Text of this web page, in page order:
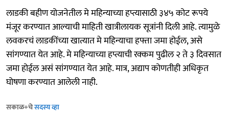
लाडकी बहीण योजनेतील मे महिन्याच्या हप्त्यासाठी ३४५ कोट रूपये
मंजूर करण्यात आल्याची माहिती खात्रीलायक सूत्रांनी दिली आहे. त्यामुळे
लवकरचं लाडकींच्या खात्यात मे महिन्याचा हफ्ता जमा होईल, असे
सांगण्यात येत आहे. मे महिन्याच्या हप्त्याची रक्कम पुढील २ ते ३ दिवसात
जमा होईल असं सांगण्यात येत आहे. मात्र, अद्याप कोणतीही अधिकृत
घोषणा करण्यात आलेली नाही.
सकाळ+चेसदस्य व्हा